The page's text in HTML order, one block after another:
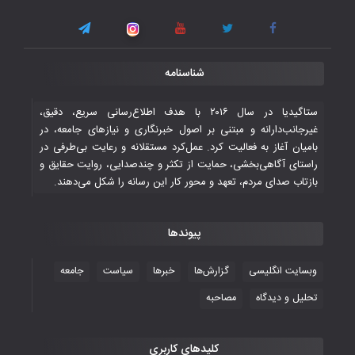
تاریخی ایران
جوانان فوتسالیست کشور با گلباران تایلند به
فینال رفتند
۲۸ October ۲۰۲۵
با شکست چین، فوتسال‌بازان جوان
۲۶ October ۲۰۲۵
شناسنامه
ستاگیدیا در سال ۲۰۱۶ با هدف اطلاع‌رسانی سریع، دقیق،
غیرجانب‌دارانه و مبتنی بر اصول خبرنگاری و نیازهای جامعه، در
بامیان آغاز به فعالیت کرد. عمل‌کرد مستقلانه و رعایت بی‌طرفی در
راستای آگاهی‌بخشی، حمایت از تکثر و چندصدایی، روایت حقایق و
بازتاب صدای مردم، تعهد و محور کار این رسانه را شکل می‌دهند.
پیوندها
وبسایت انگلیسی گزارش‌ها خبرها سیاست
جامعه
تحلیل و دیدگاه
مصاحبه
کلیدهای کاربری